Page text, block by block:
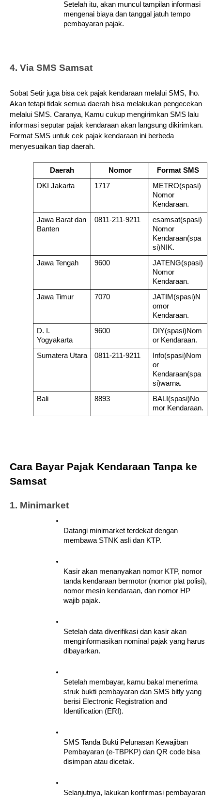
Setelah itu, akan muncul tampilan informasi
mengenai biaya dan tanggal jatuh tempo
pembayaran pajak.
4. Via SMS Samsat
Sobat Setir juga bisa cek pajak kendaraan melalui SMS, lho.
Akan tetapi tidak semua daerah bisa melakukan pengecekan
melalui SMS. Caranya, Kamu cukup mengirimkan SMS lalu
informasi seputar pajak kendaraan akan langsung dikirimkan.
Format SMS untuk cek pajak kendaraan ini berbeda
menyesuaikan tiap daerah.
Daerah Nomor
Format SMS
DKI Jakarta
1717
METRO(spasi)
Nomor
Kendaraan.
Jawa Barat dan
Banten
0811-211-9211
esamsat(spasi)
Nomor
Kendaraan(spa
si)NIK.
Jawa Tengah
9600
JATENG(spasi)
Nomor
Kendaraan.
Jawa Timur
7070
JATIM(spasi)N
omor
Kendaraan.
D. I.
Yogyakarta
9600
DIY(spasi)Nom
or Kendaraan.
Sumatera Utara
0811-211-9211
Info(spasi)Nom
or
Kendaraan(spa
si)warna.
Bali
8893
BALI(spasi)No
mor Kendaraan.
Cara Bayar Pajak Kendaraan Tanpa ke
Samsat
1. Minimarket
Datangi minimarket terdekat dengan
membawa STNK asli dan KTP.
Kasir akan menanyakan nomor KTP, nomor
tanda kendaraan bermotor (nomor plat polisi),
nomor mesin kendaraan, dan nomor HP
wajib pajak.
Setelah data diverifikasi dan kasir akan
menginformasikan nominal pajak yang harus
dibayarkan.
Setelah membayar, kamu bakal menerima
struk bukti pembayaran dan SMS bitly yang
berisi Electronic Registration and
Identification (ERI).
SMS Tanda Bukti Pelunasan Kewajiban
Pembayaran (e-TBPKP) dan QR code bisa
disimpan atau dicetak.
Selanjutnya, lakukan konfirmasi pembayaran